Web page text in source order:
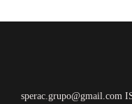
sperac.grupo@gmail.com